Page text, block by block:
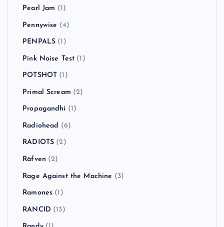
Pearl Jam (1)
Pennywise (4)
PENPALS (1)
Pink Noise Test (1)
POTSHOT (1)
Primal Scream (2)
Propagandhi (1)
Radiohead (6)
RADIOTS (2)
Räfven (2)
Rage Against the Machine (3)
Ramones (1)
RANCID (13)